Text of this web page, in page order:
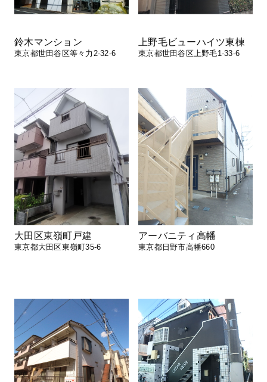
鈴木マンション
東京都世田谷区等々力2-32-6
上野毛ビューハイツ東棟
東京都世田谷区上野毛1-33-6
大田区東嶺町戸建
東京都大田区東嶺町35-6
アーバニティ高幡
東京都日野市高幡660